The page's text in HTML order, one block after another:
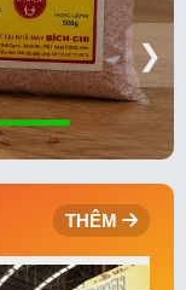
❯
THÊM